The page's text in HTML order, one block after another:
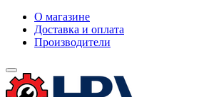
О магазине
Доставка и оплата
Производители